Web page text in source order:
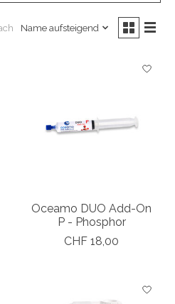
Name aufsteigend
Oceamo DUO Add-On
P - Phosphor
CHF 18,00